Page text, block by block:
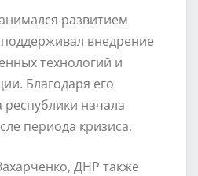
развитием
внедрение
технологий и
Благодаря его
начала
периода кризиса.
ДНР также